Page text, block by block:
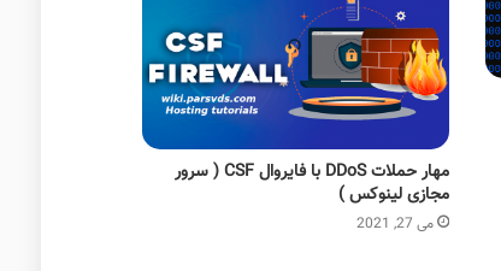
مهار حملات DDoS با فایروال CSF ( سرور
مجازی لینوکس )
می 27, 2021